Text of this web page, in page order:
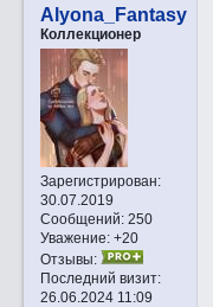
Alyona_Fantasy
Коллекционер
Зарегистрирован:
30.07.2019
Сообщений:250
Уважение: +20
Отзывы:
Последний визит:
26.06.2024 11:09